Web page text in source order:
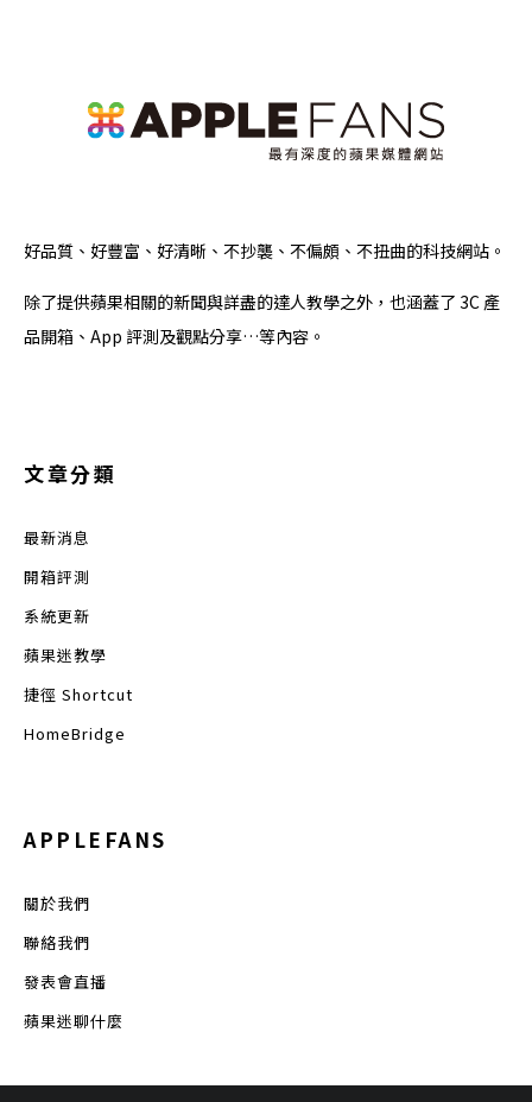
好品質、好豐富、好清晰、不抄襲、不偏頗、不扭曲的科技網站。
除了提供蘋果相關的新聞與詳盡的達人教學之外，也涵蓋了 3C 產
品開箱、App 評測及觀點分享…等內容。
文章分類
最新消息
開箱評測
系統更新
蘋果迷教學
捷徑 Shortcut
HomeBridge
APPLEFANS
關於我們
聯絡我們
發表會直播
蘋果迷聊什麼